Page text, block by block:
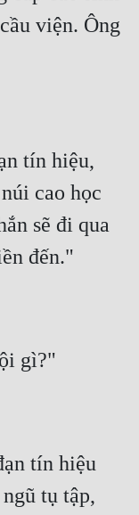
viện. Ông
tín hiệu,
cao học
sẽ đi qua
đến."
gì?"
tín hiệu
tụ tập,